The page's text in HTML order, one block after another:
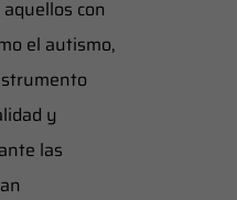
con
el autismo,
y
las